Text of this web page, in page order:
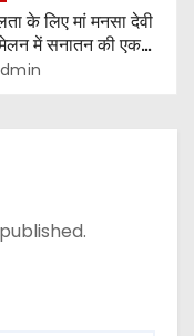
के लिए मां मनसा देवी
में सनातन की एकता